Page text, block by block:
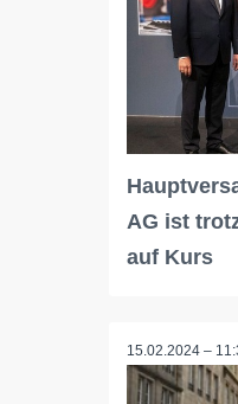
AG ist
auf Kurs
15.02.2024 –